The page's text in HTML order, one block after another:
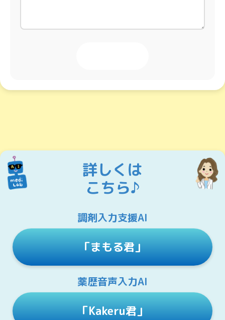
詳しくは
こちら♪
調剤入力支援AI
「まもる君」
薬歴音声入力AI
「Kakeru君」